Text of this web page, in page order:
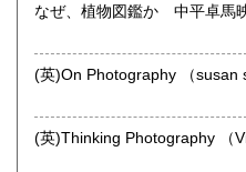
◆本の在庫について◆
当店に在庫している本はほ
で、性急なお求めにはご対応
めになりたい場合は事前にご
沿線名：-
最寄駅：-
なぜ、植物図鑑か 中平卓馬
(英)On
(英